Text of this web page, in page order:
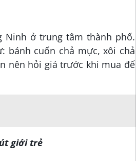
Ninh ở trung tâm thành phố.
bánh cuốn chả mực, xôi chả
nên hỏi giá trước khi mua để
giới trẻ